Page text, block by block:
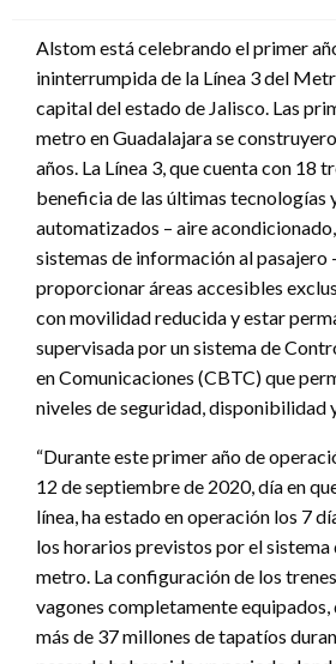
Alstom está celebrando el primer
ininterrumpida de la Línea 3 del
capital del estado de Jalisco. Las
metro en Guadalajara se
años. La Línea 3, que cuenta con 18
beneficia de las últimas tecnologías
automatizados – aire
sistemas de información al pasajero
proporcionar áreas accesibles
con movilidad reducida y estar
supervisada por un sistema de
en Comunicaciones (CBTC) que
niveles de seguridad, disponibilidad
“Durante este primer año de
12 de septiembre de 2020, día en
línea, ha estado en operación los 7
los horarios previstos por el
metro. La configuración de los
vagones completamente equipados,
más de 37 millones de tapatíos